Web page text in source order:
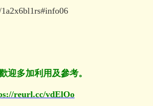
迎多加利用及參考。
reurl.cc/vdElOo